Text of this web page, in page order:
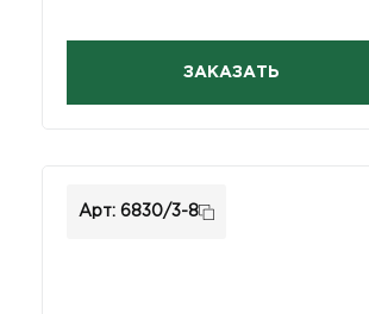
ЗАКАЗАТЬ
Арт: 6830/3-8